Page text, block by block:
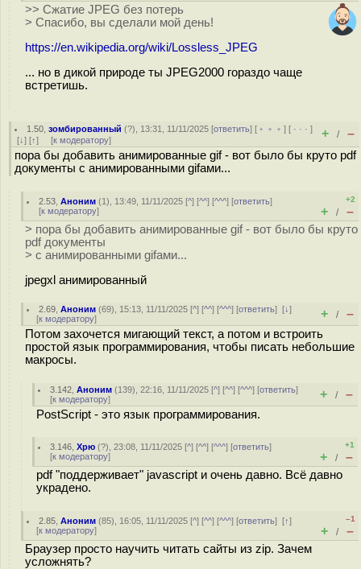
>> Сжатие JPEG без потерь
> Спасибо, вы сделали мой день!
https://en.wikipedia.org/wiki/Lossless_JPEG
... но в дикой природе ты JPEG2000 гораздо чаще
встретишь.
1.50 ,зомбированный (?), 13:31, 11/11/2025 [ответить] [ ﹢﹢﹢] [ · · ·]
[↓] [↑] [к модератору] + / –
пора бы добавить анимированные gif - вот было бы круто pdf
документы с анимированными gifами...
2.53 ,Аноним (1), 13:49, 11/11/2025 [^] [^^] [^^^] [ответить]
[к модератору]
+2
+ / –
> пора бы добавить анимированные gif - вот было бы круто
pdf документы
> с анимированными gifами...
jpegxl анимированный
2.69 ,Аноним (69), 15:13, 11/11/2025 [^] [^^] [^^^] [ответить][↓]
[к модератору] + / –
Потом захочется мигающий текст, а потом и встроить
простой язык программирования, чтобы писать небольшие
макросы.
3.142 ,Аноним (139), 22:16, 11/11/2025 [^] [^^] [^^^] [ответить]
[к модератору] + / –
PostScript - это язык программирования.
3.146 ,Хрю (?), 23:08, 11/11/2025 [^] [^^] [^^^] [ответить]
[к модератору]
+1
+ / –
pdf "поддерживает" javascript и очень давно. Всё давно
украдено.
2.85 ,Аноним (85), 16:05, 11/11/2025 [^] [^^] [^^^] [ответить][↑]
[к модератору]
–1
+ / –
Браузер просто научить читать сайты из zip. Зачем
усложнять?